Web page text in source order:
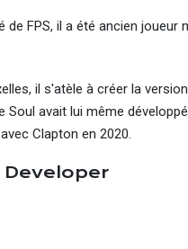
FPS, il a été ancien joueur
il s'atèle à créer la
avait lui même
Clapton en 2020.